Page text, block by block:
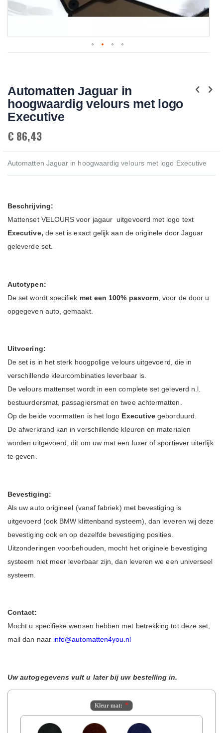
of
the
images
gallery
Automatten Jaguar in
hoogwaardig velours met logo
Executive
€ 86,43
Automatten Jaguar in hoogwaardig velours met logo Executive
Beschrijving:
Mattenset VELOURS voor jagaur uitgevoerd met logo text
Executive, de set is exact gelijk aan de originele door Jaguar
geleverde set.
Autotypen:
De set wordt specifiek met een 100% pasvorm , voor de door u
opgegeven auto, gemaakt.
Uitvoering:
De set is in het sterk hoogpolige velours uitgevoerd, die in
verschillende kleurcombinaties leverbaar is.
De velours mattenset wordt in een complete set geleverd n.l.
bestuurdersmat, passagiersmat en twee achtermatten.
Op de beide voormatten is het logo Executive geborduurd.
De afwerkrand kan in verschillende kleuren en materialen
worden uitgevoerd, dit om uw mat een luxer of sportiever uiterlijk
te geven.
Bevestiging:
Als uw auto origineel (vanaf fabriek) met bevestiging is
uitgevoerd (ook BMW klittenband systeem), dan leveren wij deze
bevestiging ook en op dezelfde bevestiging posities.
Uitzonderingen voorbehouden, mocht het originele bevestiging
systeem niet meer leverbaar zijn, dan leveren we een universeel
systeem.
Contact:
Mocht u specifieke wensen hebben met betrekking tot deze set,
mail dan naar info@automatten4you.nl
Uw autogegevens vult u later bij uw bestelling in.
Kleur mat: